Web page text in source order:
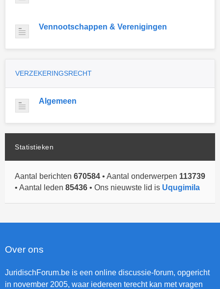
Vennootschappen & Verenigingen
VERZEKERINGSRECHT
Algemeen
Statistieken
Aantal berichten 670584 • Aantal onderwerpen 113739
• Aantal leden 85436 • Ons nieuwste lid is Uqugimila
Over ons
JuridischForum.be is een online discussie-forum, opgericht
in november 2005, waar iedereen terecht kan met vragen